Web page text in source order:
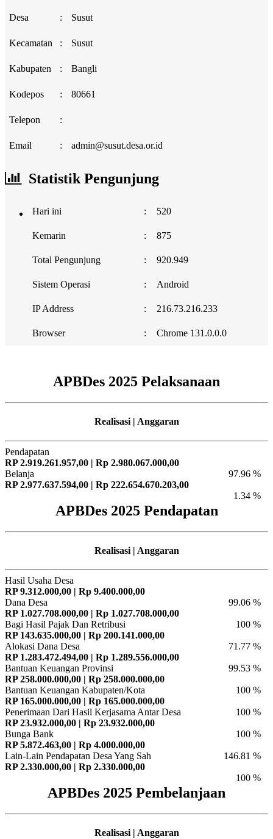
Desa : Susut
Kecamatan : Susut
Kabupaten : Bangli
Kodepos : 80661
Telepon :
Email : admin@susut.desa.or.id
Statistik Pengunjung
Hari ini : 520
Kemarin : 875
Total Pengunjung : 920.949
Sistem Operasi : Android
IP Address : 216.73.216.233
Browser : Chrome 131.0.0.0
APBDes 2025 Pelaksanaan
Realisasi | Anggaran
Pendapatan
RP 2.919.261.957,00 | Rp 2.980.067.000,00
97.96 %
Belanja
RP 2.977.637.594,00 | Rp 222.654.670.203,00
1.34 %
APBDes 2025 Pendapatan
Realisasi | Anggaran
Hasil Usaha Desa
RP 9.312.000,00 | Rp 9.400.000,00
99.06 %
Dana Desa
RP 1.027.708.000,00 | Rp 1.027.708.000,00
100 %
Bagi Hasil Pajak Dan Retribusi
RP 143.635.000,00 | Rp 200.141.000,00
71.77 %
Alokasi Dana Desa
RP 1.283.472.494,00 | Rp 1.289.556.000,00
99.53 %
Bantuan Keuangan Provinsi
RP 258.000.000,00 | Rp 258.000.000,00
100 %
Bantuan Keuangan Kabupaten/Kota
RP 165.000.000,00 | Rp 165.000.000,00
100 %
Penerimaan Dari Hasil Kerjasama Antar Desa
RP 23.932.000,00 | Rp 23.932.000,00
100 %
Bunga Bank
RP 5.872.463,00 | Rp 4.000.000,00
146.81 %
Lain-Lain Pendapatan Desa Yang Sah
RP 2.330.000,00 | Rp 2.330.000,00
100 %
APBDes 2025 Pembelanjaan
Realisasi | Anggaran